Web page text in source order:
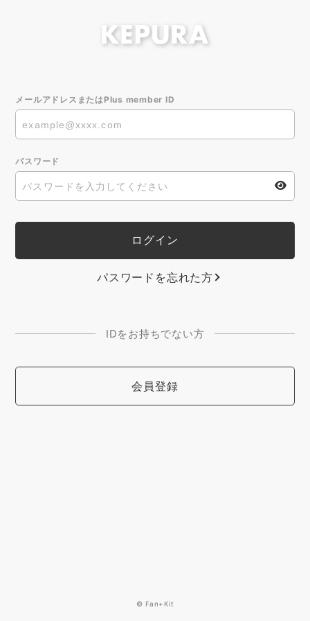
メールアドレスまたはPlus member ID
パスワード
パスワードを忘れた方
IDをお持ちでない方
会員登録
© Fan+Kit